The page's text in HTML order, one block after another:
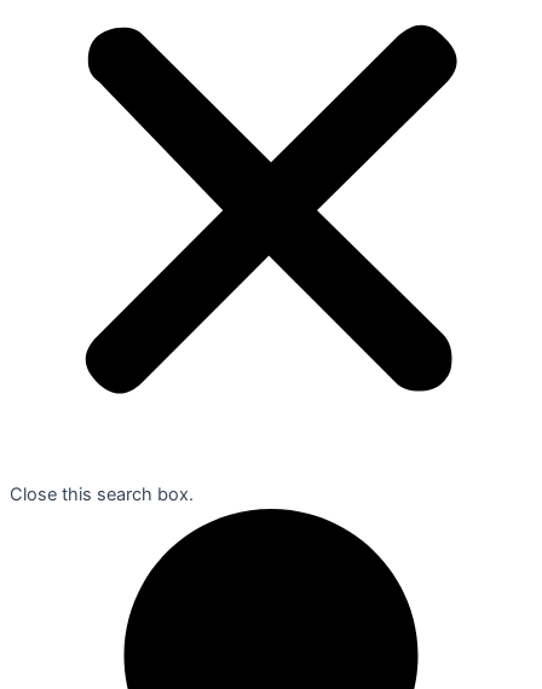
Close this search box.